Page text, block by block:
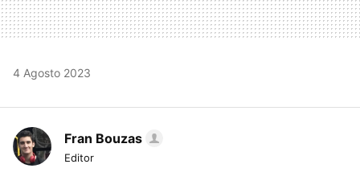
4 Agosto 2023
Fran Bouzas
Editor